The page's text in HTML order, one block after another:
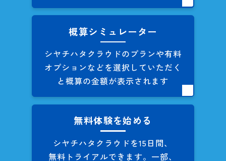
概算シミュレーター
シヤチハタクラウドのプランや有料
オプションなどを選択していただく
と概算の金額が表示されます
無料体験を始める
シヤチハタクラウドを15日間、
無料トライアルできます。 一部、